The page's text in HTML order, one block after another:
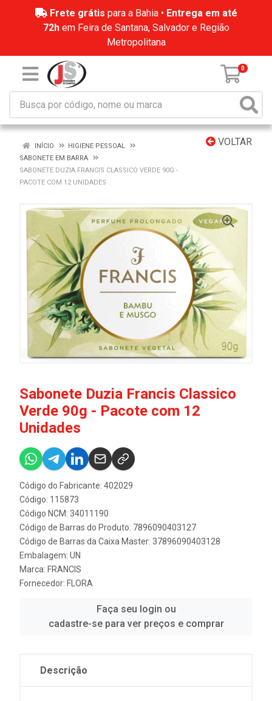
Frete grátis para a Bahia • Entrega em até
72hem Feira de Santana, Salvador e Região
Metropolitana
0
VOLTAR
INÍCIO
HIGIENE PESSOAL
SABONETE EM BARRA
SABONETE DUZIA FRANCIS CLASSICO VERDE 90G -
PACOTE COM 12 UNIDADES
Sabonete Duzia Francis Classico
Verde 90g - Pacote com 12
Unidades
Código do Fabricante: 402029
Código: 115873
Código NCM: 34011190
Código de Barras do Produto: 7896090403127
Código de Barras da Caixa Master: 37896090403128
Embalagem: UN
Marca: FRANCIS
Fornecedor: FLORA
Faça seu login ou
cadastre-se para ver preços e comprar
Descrição